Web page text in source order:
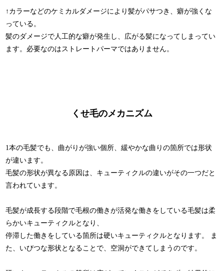
↑カラーなどのケミカルダメージにより髪がパサつき、癖が強くな
っている。
髪のダメージで人工的な癖が発生し、広がる髪になってしまってい
ます。必要なのはストレートパーマではありません。
くせ毛のメカニズム
1本の毛髪でも、曲がりが強い個所、緩やかな曲りの箇所では形状
が違います。
毛髪の形状が異なる原因は、キューティクルの違いがその一つだと
言われています。
毛髪が成長する段階で毛根の働きが活発な働きをしている毛髪は柔
らかいキューティクルとなり、
停滞した働きをしている箇所は硬いキューティクルとなります。 ま
た、いびつな形状となることで、空洞ができてしまうのです。